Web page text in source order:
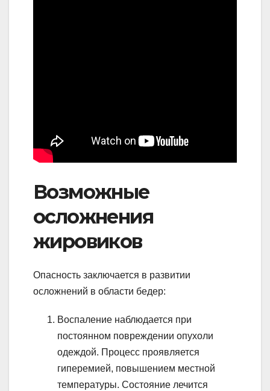
Возможные
осложнения
жировиков
Опасность заключается в развитии
осложнений в области бедер:
Воспаление наблюдается при
постоянном повреждении опухоли
одеждой. Процесс проявляется
гиперемией, повышением местной
температуры. Состояние лечится